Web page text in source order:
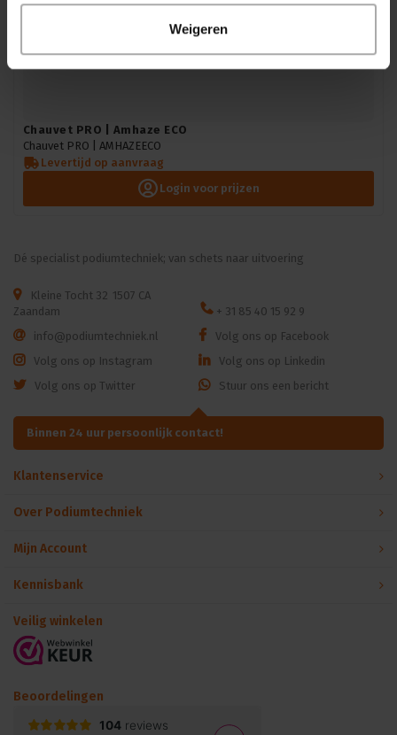
Weigeren
Chauvet PRO | Amhaze ECO
Chauvet PRO | AMHAZEECO
Levertijd op aanvraag
Login voor prijzen
Dé specialist podiumtechniek; van schets naar uitvoering
Kleine Tocht 32 1507 CA
Zaandam
+ 31 85 40 15 92 9
info@podiumtechniek.nl
Volg ons op Facebook
Volg ons op Instagram
Volg ons op Linkedin
Volg ons op Twitter
Stuur ons een bericht
Binnen 24 uur persoonlijk contact!
Klantenservice
Over Podiumtechniek
Mijn Account
Kennisbank
Veilig winkelen
Beoordelingen